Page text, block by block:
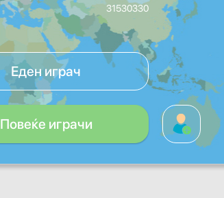
31530330
Еден играч
Повеќе играчи